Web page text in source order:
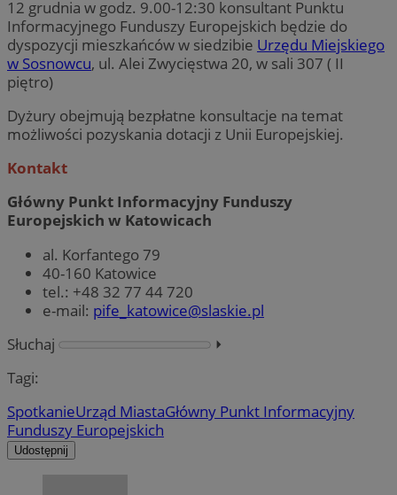
12 grudnia w godz. 9.00-12:30 konsultant Punktu
Informacyjnego Funduszy Europejskich będzie do
dyspozycji mieszkańców w siedzibie Urzędu Miejskiego
w Sosnowcu, ul. Alei Zwycięstwa 20, w sali 307 ( II
piętro)
Dyżury obejmują bezpłatne konsultacje na temat
możliwości pozyskania dotacji z Unii Europejskiej.
Kontakt
Główny Punkt Informacyjny Funduszy
Europejskich w Katowicach
al. Korfantego 79
40-160 Katowice
tel.: +48 32 77 44 720
e-mail: pife_katowice@slaskie.pl
Słuchaj
⏵︎
Tagi:
SpotkanieUrząd MiastaGłówny Punkt Informacyjny
Funduszy Europejskich
Udostępnij